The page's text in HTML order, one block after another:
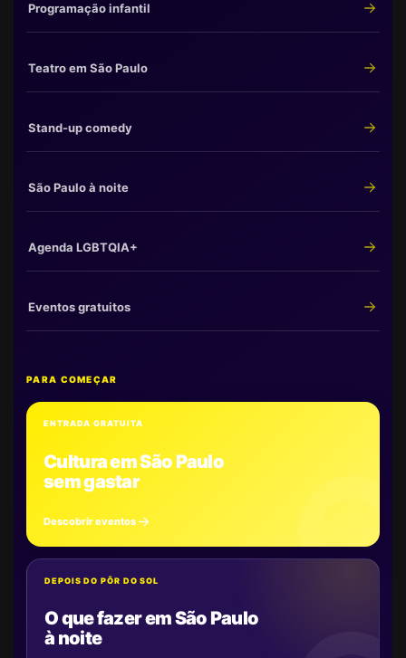
Programação infantil
Teatro em São Paulo
Stand-up comedy
São Paulo à noite
Agenda LGBTQIA+
Eventos gratuitos
PARA COMEÇAR
ENTRADA GRATUITA
Cultura em São Paulo
sem gastar
Descobrir eventos
DEPOIS DO PÔR DO SOL
O que fazer em São Paulo
à noite